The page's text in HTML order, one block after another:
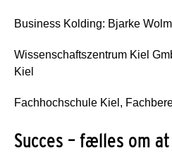
Business Kolding: Bjarke
Wissenschaftszentrum Kiel
Kiel
Fachhochschule Kiel,
Succes – fælles om